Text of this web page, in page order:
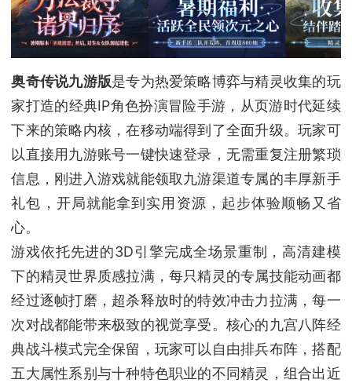
奥奇传说九游版是专为热爱策略博弈与精灵收集的玩
家打造的经典IP角色扮演冒险手游，从页游时代延续
下来的策略内核，在移动端得到了全面升级。玩家可
以直接用九游账号一键快速登录，无需重复注册繁琐
信息，刚进入游戏就能领取九游渠道专属的丰厚新手
礼包，开局就能拿到实用资源，起步体验顺畅又省
心。
游戏依托先进的3D引擎完成全场景重制，高清建模
下的精灵世界质感拉满，每只精灵的专属技能动画都
经过逐帧打磨，超杀释放时的特效冲击力拉满，每一
次对战都能带来极致的视觉享受。核心的九宫八阵经
典战斗模式完全保留，玩家可以自由排兵布阵，搭配
五大属性系别与十种特色职业的不同精灵，组合出近